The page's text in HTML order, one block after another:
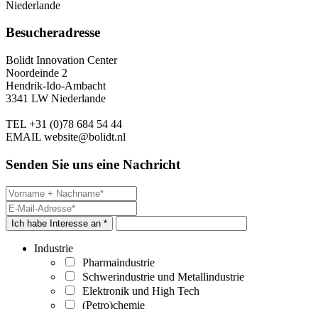
Niederlande
Besucheradresse
Bolidt Innovation Center
Noordeinde 2
Hendrik-Ido-Ambacht
3341 LW Niederlande
TEL +31 (0)78 684 54 44
EMAIL website@bolidt.nl
Senden Sie uns eine Nachricht
Ich habe Interesse an *
Industrie
Pharmaindustrie
Schwerindustrie und Metallindustrie
Elektronik und High Tech
(Petro)chemie